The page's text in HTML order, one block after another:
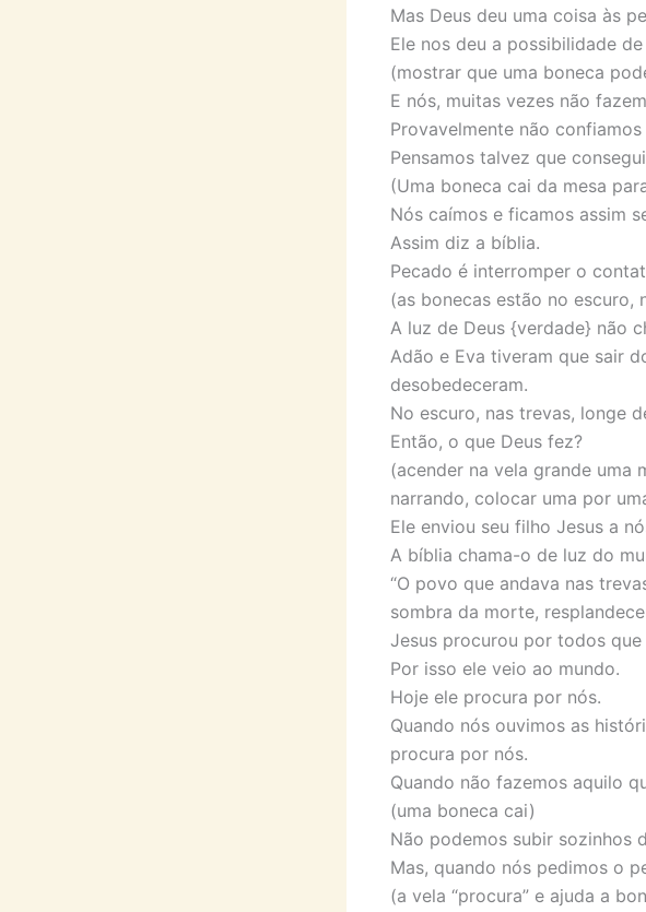
Mas Deus deu uma coisa às
Ele nos deu a possibilidade
(mostrar que uma boneca
E nós, muitas vezes não
Provavelmente não confiamos
Pensamos talvez que
(Uma boneca cai da mesa
Nós caímos e ficamos assim
Assim diz a bíblia.
Pecado é interromper o
(as bonecas estão no escuro,
A luz de Deus {verdade} não
Adão e Eva tiveram que sair
desobedeceram.
No escuro, nas trevas, longe
Então, o que Deus fez?
(acender na vela grande uma
narrando, colocar uma por
Ele enviou seu filho Jesus a
A bíblia chama-o de luz do
“O povo que andava nas
sombra da morte,
Jesus procurou por todos
Por isso ele veio ao mundo.
Hoje ele procura por nós.
Quando nós ouvimos as
procura por nós.
Quando não fazemos aquilo
(uma boneca cai)
Não podemos subir sozinhos
Mas, quando nós pedimos o
(a vela “procura” e ajuda a